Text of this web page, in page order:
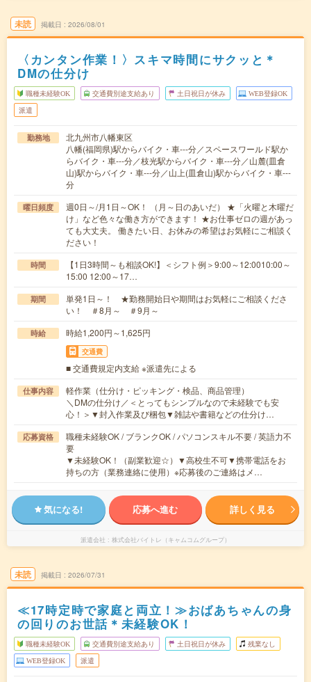
未読 掲載日 2026/08/01
〈カンタン作業！〉スキマ時間にサクッと＊
DMの仕分け
職種未経験OK 交通費別途支給あり 土日祝日が休み WEB登録OK
派遣
勤務地
北九州市八幡東区
八幡(福岡県)駅からバイク・車---分／スペースワールド駅か
らバイク・車---分／枝光駅からバイク・車---分／山麓(皿倉
山)駅からバイク・車---分／山上(皿倉山)駅からバイク・車---
分
曜日頻度
週0日～/月1日～OK！ （月～日のあいだ） ★「火曜と木曜だ
け」など色々な働き方ができます！ ★お仕事ゼロの週があっ
ても大丈夫。 働きたい日、お休みの希望はお気軽にご相談く
ださい！
時間
【1日3時間～も相談OK!】＜シフト例＞9:00～12:0010:00～
15:00 12:00～17…
期間
単発1日～！ ★勤務開始日や期間はお気軽にご相談くださ
い！ ＃8月～ ＃9月～
時給 時給1,200円～1,625円
交通費
■ 交通費規定内支給 ※派遣先による
仕事内容
軽作業（仕分け・ピッキング・検品、商品管理）
＼DMの仕分け／＜とってもシンプルなので未経験でも安
心！＞▼封入作業及び梱包▼雑誌や書籍などの仕分け…
応募資格
職種未経験OK / ブランクOK / パソコンスキル不要 / 英語力不
要
▼未経験OK！（副業歓迎☆）▼高校生不可▼携帯電話をお
持ちの方（業務連絡に使用）※応募後のご連絡はメ…
気になる! 応募へ進む 詳しく見る
派遣会社 株式会社バイトレ（キャムコムグループ）
未読 掲載日 2026/07/31
≪17時定時で家庭と両立！≫おばあちゃんの身
の回りのお世話＊未経験OK！
職種未経験OK 交通費別途支給あり 土日祝日が休み 残業なし
WEB登録OK 派遣